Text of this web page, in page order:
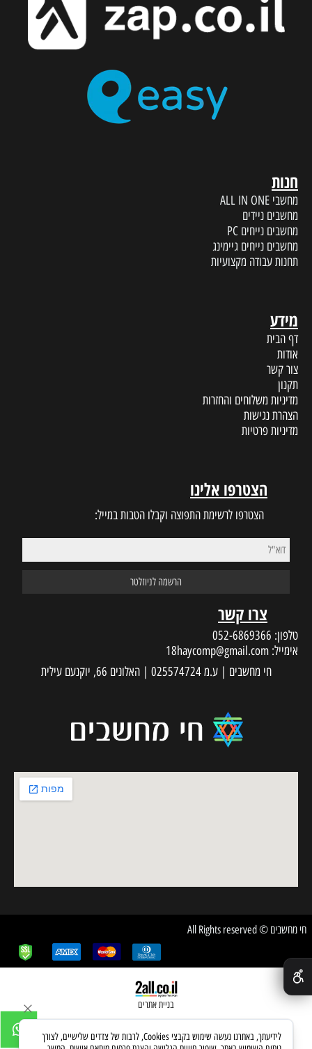
חנות
מחשבי ALL IN ONE
מחשבים ניידים
מחשבים נייחים PC
מחשבים נייחים גיימינג
תחנות עבודה מקצועיות
מידע
דף הבית
אודות
צור קשר
תקנון
מדיניות משלוחים והחזרות
הצהרת נגישות
מדיניות פרטיות
הצטרפו אלינו
הצטרפו לרשימת התפוצה וקבלו הטבות במייל:
צרו קשר
טלפון: 052-6869366
אימייל: 18haycomp@gmail.com
חי מחשבים | ע.מ 025574724 | האלונים 66, יוקנעם עילית
חי מחשבים © All Rights reserved
בניית אתרים
לידיעתך, באתרנו נעשה שימוש בקבצי Cookies, לרבות של צדדים שלישיים, לצורך